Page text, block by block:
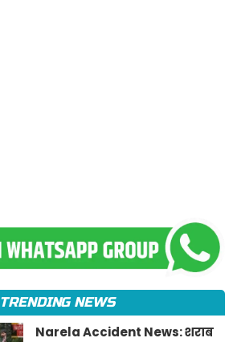
TRENDING NEWS
Narela Accident News: शराब